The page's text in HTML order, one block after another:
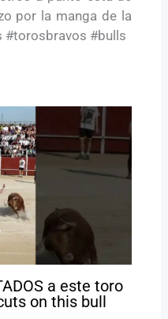
por la manga de la
#torosbravos #bulls
a este toro
on this bull